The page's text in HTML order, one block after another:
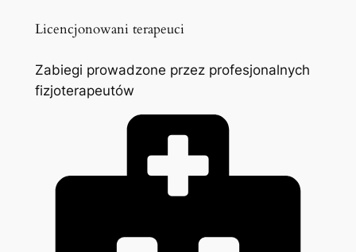
Licencjonowani terapeuci
Zabiegi prowadzone przez profesjonalnych
fizjoterapeutów